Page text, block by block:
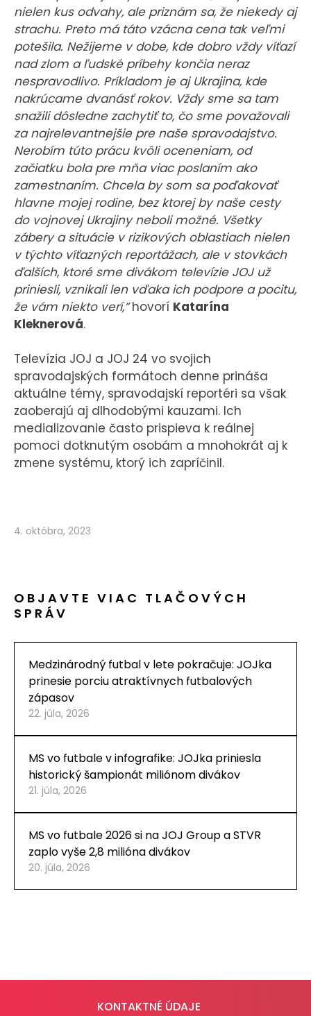
nielen kus odvahy, ale priznám sa, že niekedy aj
strachu. Preto má táto vzácna cena tak veľmi
potešila. Nežijeme v dobe, kde dobro vždy víťazí
nad zlom a ľudské príbehy končia neraz
nespravodlivo. Príkladom je aj Ukrajina, kde
nakrúcame dvanásť rokov. Vždy sme sa tam
snažili dôsledne zachytiť to, čo sme považovali
za najrelevantnejšie pre naše spravodajstvo.
Nerobím túto prácu kvôli oceneniam, od
začiatku bola pre mňa viac poslaním ako
zamestnaním. Chcela by som sa poďakovať
hlavne mojej rodine, bez ktorej by naše cesty
do vojnovej Ukrajiny neboli možné. Všetky
zábery a situácie v rizikových oblastiach nielen
v týchto víťazných reportážach, ale v stovkách
ďalších, ktoré sme divákom televízie JOJ už
priniesli, vznikali len vďaka ich podpore a pocitu,
že vám niekto verí,”hovorí Katarína
Kleknerová.
Televízia JOJ a JOJ 24 vo svojich
spravodajských formátoch denne prináša
aktuálne témy, spravodajskí reportéri sa však
zaoberajú aj dlhodobými kauzami. Ich
medializovanie často prispieva k reálnej
pomoci dotknutým osobám a mnohokrát aj k
zmene systému, ktorý ich zapríčinil.
4. októbra, 2023
OBJAVTE VIAC TLAČOVÝCH
SPRÁV
Medzinárodný futbal v lete pokračuje: JOJka
prinesie porciu atraktívnych futbalových
zápasov
22. júla, 2026
MS vo futbale v infografike: JOJka priniesla
historický šampionát miliónom divákov
21. júla, 2026
MS vo futbale 2026 si na JOJ Group a STVR
zaplo vyše 2,8 milióna divákov
20. júla, 2026
KONTAKTNÉ ÚDAJE